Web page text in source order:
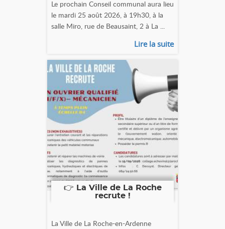
Le prochain Conseil communal aura lieu
le mardi 25 août 2026, à 19h30, à la
salle Miro, rue de Beausaint, 2 à La ...
Lire la suite
👉 La Ville de La Roche
recrute !
La Ville de La Roche-en-Ardenne